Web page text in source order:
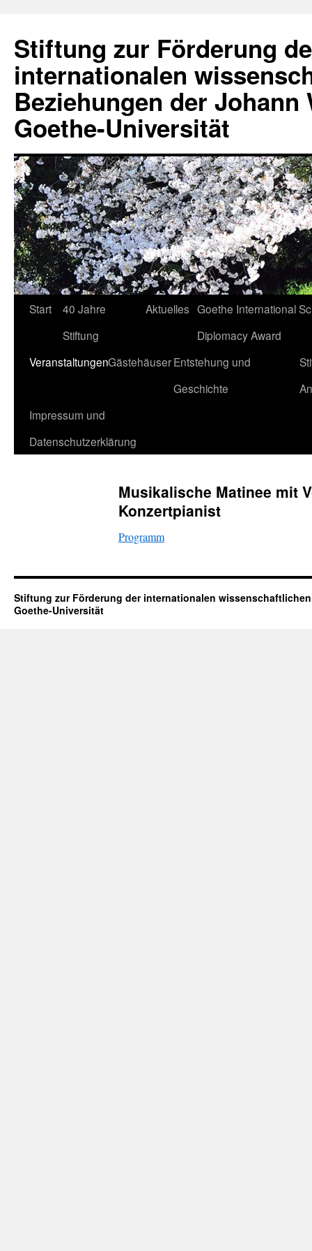
Stiftung zur Förderung
internationalen
Beziehungen der Johann
Goethe-Universität
Springe
Inhalt
Start
40 Jahre
Stiftung
Aktuelles Goethe International
Diplomacy Award
VeranstaltungenGästehäuserEntstehung und
Geschichte
Impressum und
Datenschutzerklärung
Musikalische Matinee mit
Konzertpianist
Programm
Stiftung zur Förderung der internationalen
Goethe-Universität